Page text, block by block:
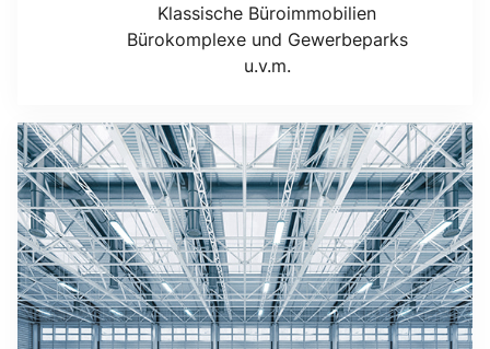
Klassische Büroimmobilien
Bürokomplexe und Gewerbeparks
u.v.m.